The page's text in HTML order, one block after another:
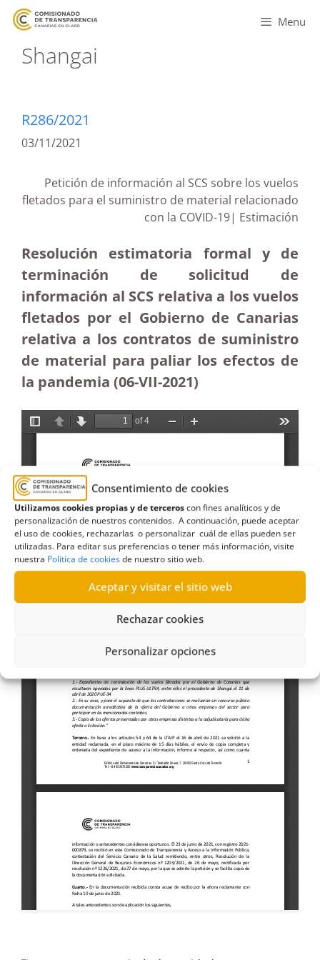
Consentimiento de cookies
Utilizamos cookies propias y de terceroscon fines analíticos y de
personalización de nuestros contenidos. A continuación, puede aceptar
el uso de cookies, rechazarlas o personalizar cuál de ellas pueden ser
utilizadas. Para editar sus preferencias o tener más información, visite
nuestra Política de cookiesde nuestro sitio web.
Aceptar y visitar el sitio web
Rechazar cookies
Personalizar opciones
Menu
Shangai
R286/2021
03/11/2021
Petición de información al SCS sobre los vuelos
fletados para el suministro de material relacionado
con la COVID-19| Estimación
Resolución estimatoria formal y de
terminación de solicitud de
información al SCS relativa a los vuelos
fletados por el Gobierno de Canarias
relativa a los contratos de suministro
de material para paliar los efectos de
la pandemia (06-VII-2021)